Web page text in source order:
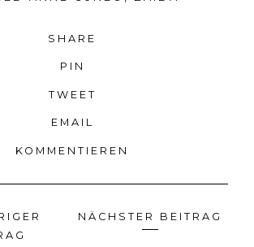
SHARE
PIN
TWEET
EMAIL
KOMMENTIEREN
NÄCHSTER BEITRAG